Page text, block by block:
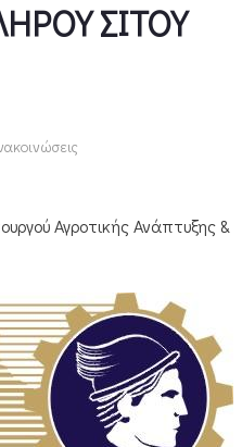
ΣΙΤΟΥ
Αγροτικής Ανάπτυξης &